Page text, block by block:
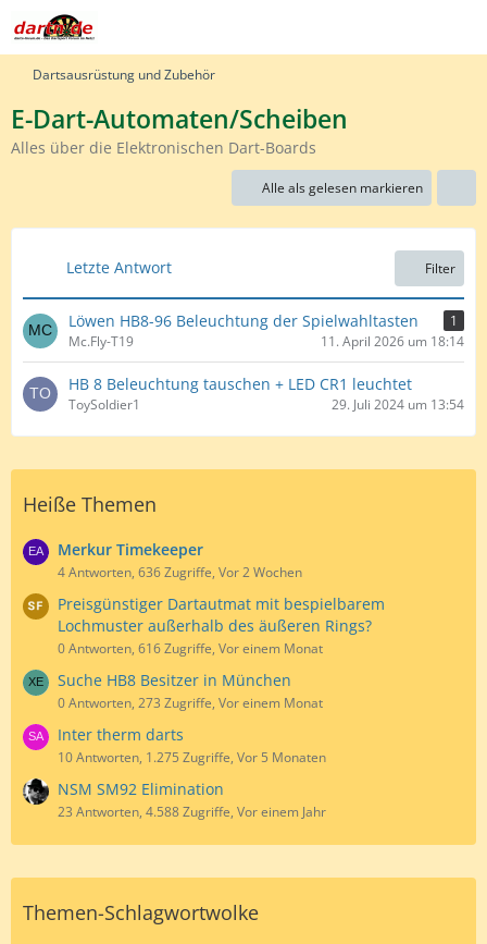
Dartsausrüstung und Zubehör
E-Dart-Automaten/Scheiben
Alles über die Elektronischen Dart-Boards
Alle als gelesen markieren
Letzte Antwort Filter
Löwen HB8-96 Beleuchtung der Spielwahltasten
1
Mc.Fly-T19
11. April 2026 um 18:14
HB 8 Beleuchtung tauschen + LED CR1 leuchtet
ToySoldier1 29. Juli 2024 um 13:54
Heiße Themen
Merkur Timekeeper
4 Antworten, 636 Zugriffe, Vor 2 Wochen
Preisgünstiger Dartautmat mit bespielbarem
Lochmuster außerhalb des äußeren Rings?
0 Antworten, 616 Zugriffe, Vor einem Monat
Suche HB8 Besitzer in München
0 Antworten, 273 Zugriffe, Vor einem Monat
Inter therm darts
10 Antworten, 1.275 Zugriffe, Vor 5 Monaten
NSM SM92 Elimination
23 Antworten, 4.588 Zugriffe, Vor einem Jahr
Themen-Schlagwortwolke